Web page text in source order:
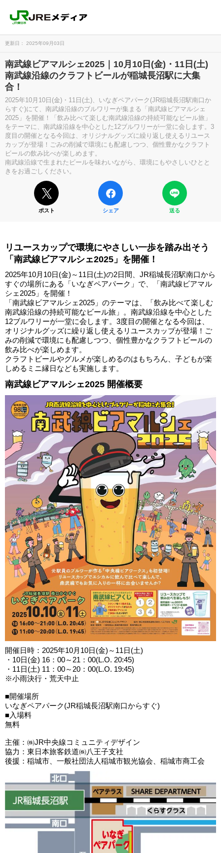
更新日： 2025年09月03日
南武線ビアマルシェ2025｜10月10日(金)・11日(土)
南武線沿線のクラフトビールが稲城長沼駅に大集
合！
2025年10月10日(金)・11日(土)、いなぎペアパーク(JR稲城長沼駅南口か
らすぐ)にて、南武線沿線のブルワリーが集まる「南武線ビアマルシェ
2025」を開催！「飲み比べて楽しむ南武線沿線の持続可能なビール旅」
をテーマに、南武線沿線を中心とした12ブルワリーが一堂に会します。3
度目の開催となる今回は、オリジナルグッズに繰り返し使えるリユース
カップが登場！ごみの削減で環境にも配慮しつつ、個性豊かなクラフト
ビールの飲み比べが楽しめます。
南武線沿線で生まれたビールを味わいながら、環境にもやさしいひとと
きをお過ごしください。
ポスト シェア 送る
リユースカップで環境にやさしい一歩を踏み出そう
「南武線ビアマルシェ2025」を開催！
2025年10月10日(金)～11日(土)の2日間、JR稲城長沼駅南口から
すぐの場所にある「いなぎペアパーク」で、「南武線ビアマル
シェ2025」を開催！
「南武線ビアマルシェ2025」のテーマは、「飲み比べて楽しむ
南武線沿線の持続可能なビール旅」。南武線沿線を中心とした
12ブルワリーが一堂に会します。3度目の開催となる今回は、
オリジナルグッズに繰り返し使えるリユースカップが登場！ご
みの削減で環境にも配慮しつつ、個性豊かなクラフトビールの
飲み比べが楽しめます。
クラフトビールやグルメが楽しめるのはもちろん、子どもが楽
しめるミニ縁日なども実施します。
南武線ビアマルシェ2025 開催概要
開催日時：2025年10月10日(金)～11日(土)
・10日(金) 16：00～21：00(L.O. 20:45)
・11日(土) 11：00～20：00(L.O. 19:45)
※小雨決行・荒天中止
■開催場所
いなぎペアパーク(JR稲城長沼駅南口からすぐ)
■入場料
無料
主催：㈱JR中央線コミュニティデザイン
協力：東日本旅客鉄道㈱八王子支社
後援：稲城市、一般社団法人稲城市観光協会、稲城市商工会